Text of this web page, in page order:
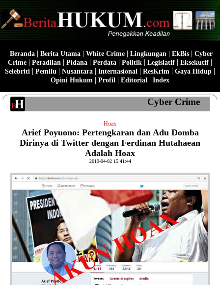
Beranda| Berita Utama| White Crime| Lingkungan | EkBis| Cyber
Crime | Peradilan | Pidana | Perdata | Politik | Legislatif | Eksekutif |
Selebriti | Pemilu | Nusantara | Internasional | ResKrim | Gaya Hidup |
Opini Hukum | Profil | Editorial | Index
Cyber Crime
Hoax
Arief Poyuono: Pertengkaran dan Adu Domba
Dirinya di Twitter dengan Ferdinan Hutahaean
Adalah Hoax
2019-04-02 15:41:44